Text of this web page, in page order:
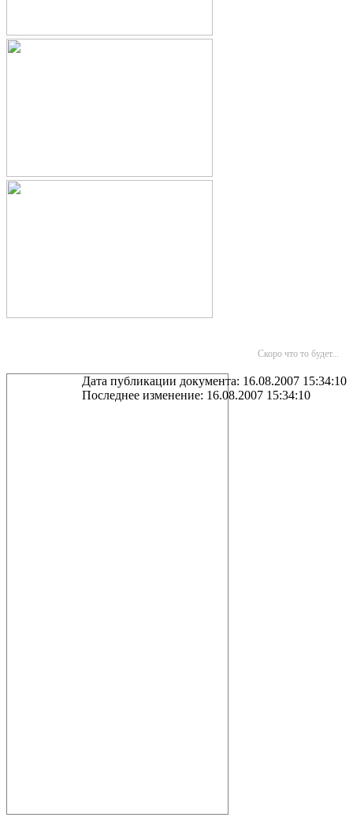
Скоро что то будет...
Дата публикации документа: 16.08.2007 15:34:10
Последнее изменение: 16.08.2007 15:34:10